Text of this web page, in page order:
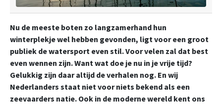
Nu de meeste boten zo langzamerhand hun
winterplekje wel hebben gevonden, ligt voor een groot
publiek de watersport even stil. Voor velen zal dat best
even wennen zijn. Want wat doe je nu in je vrije tijd?
Gelukkig zijn daar altijd de verhalen nog. En wij
Nederlanders staat niet voor niets bekend als een
zeevaarders natie. Ook in de moderne wereld kent ons